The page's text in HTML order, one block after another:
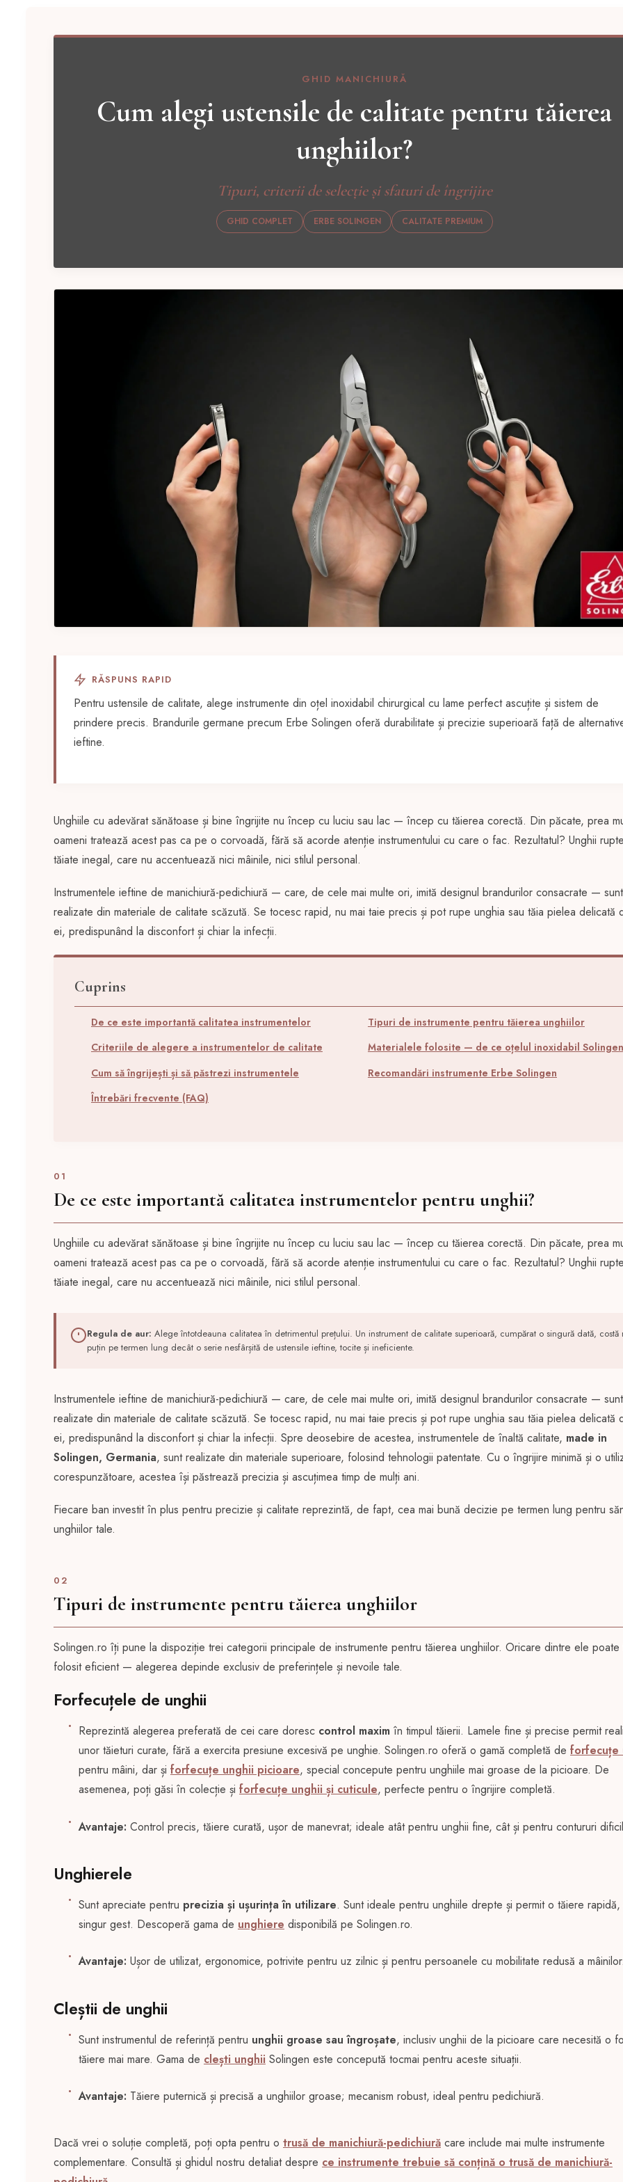
GHID MANICHIURĂ
Cum alegi ustensile de calitate pentru tăierea
unghiilor?
Tipuri, criterii de selecție și sfaturi de îngrijire
GHID COMPLET ERBE SOLINGEN CALITATE PREMIUM
RĂSPUNS RAPID
Pentru ustensile de calitate, alege instrumente din oțel inoxidabil chirurgical cu lame perfect ascuțite și sistem de
prindere precis. Brandurile germane precum Erbe Solingen oferă durabilitate și precizie superioară față de
ieftine.
Unghiile cu adevărat sănătoase și bine îngrijite nu încep cu luciu sau lac — încep cu tăierea corectă. Din păcate, prea
oameni tratează acest pas ca pe o corvoadă, fără să acorde atenție instrumentului cu care o fac. Rezultatul? Unghii
tăiate inegal, care nu accentuează nici mâinile, nici stilul personal.
Instrumentele ieftine de manichiură-pedichiură — care, de cele mai multe ori, imită designul brandurilor consacrate — sunt
realizate din materiale de calitate scăzută. Se tocesc rapid, nu mai taie precis și pot rupe unghia sau tăia pielea delicată
ei, predispunând la disconfort și chiar la infecții.
Cuprins
De ce este importantă calitatea instrumentelor
Tipuri de instrumente pentru tăierea unghiilor
Criteriile de alegere a instrumentelor de calitate
Materialele folosite — de ce oțelul inoxidabil
Cum să îngrijești și să păstrezi instrumentele
Recomandări instrumente Erbe Solingen
Întrebări frecvente (FAQ)
01
De ce este importantă calitatea instrumentelor pentru unghii?
Unghiile cu adevărat sănătoase și bine îngrijite nu încep cu luciu sau lac — încep cu tăierea corectă. Din păcate, prea
oameni tratează acest pas ca pe o corvoadă, fără să acorde atenție instrumentului cu care o fac. Rezultatul? Unghii
tăiate inegal, care nu accentuează nici mâinile, nici stilul personal.
Regula de aur: Alege întotdeauna calitatea în detrimentul prețului. Un instrument de calitate superioară, cumpărat o singură dată, costă
puțin pe termen lung decât o serie nesfârșită de ustensile ieftine, tocite și ineficiente.
Instrumentele ieftine de manichiură-pedichiură — care, de cele mai multe ori, imită designul brandurilor consacrate — sunt
realizate din materiale de calitate scăzută. Se tocesc rapid, nu mai taie precis și pot rupe unghia sau tăia pielea delicată
ei, predispunând la disconfort și chiar la infecții. Spre deosebire de acestea, instrumentele de înaltă calitate, made in
Solingen, Germania, sunt realizate din materiale superioare, folosind tehnologii patentate. Cu o îngrijire minimă și o
corespunzătoare, acestea își păstrează precizia și ascuțimea timp de mulți ani.
Fiecare ban investit în plus pentru precizie și calitate reprezintă, de fapt, cea mai bună decizie pe termen lung pentru
unghiilor tale.
02
Tipuri de instrumente pentru tăierea unghiilor
Solingen.ro îți pune la dispoziție trei categorii principale de instrumente pentru tăierea unghiilor. Oricare dintre ele poate
folosit eficient — alegerea depinde exclusiv de preferințele și nevoile tale.
Forfecuțele de unghii
Reprezintă alegerea preferată de cei care doresc control maxim în timpul tăierii. Lamele fine și precise permit
unor tăieturi curate, fără a exercita presiune excesivă pe unghie. Solingen.ro oferă o gamă completă de forfecuțe
pentru mâini, dar și forfecuțe unghii picioare, special concepute pentru unghiile mai groase de la picioare. De
asemenea, poți găsi în colecție și forfecuțe unghii și cuticule, perfecte pentru o îngrijire completă.
Avantaje: Control precis, tăiere curată, ușor de manevrat; ideale atât pentru unghii fine, cât și pentru contururi
Unghierele
Sunt apreciate pentru precizia și ușurința în utilizare. Sunt ideale pentru unghiile drepte și permit o tăiere rapidă,
singur gest. Descoperă gama de unghiere disponibilă pe Solingen.ro.
Avantaje: Ușor de utilizat, ergonomice, potrivite pentru uz zilnic și pentru persoanele cu mobilitate redusă a mâinilor.
Cleștii de unghii
Sunt instrumentul de referință pentru unghii groase sau îngroșate, inclusiv unghii de la picioare care necesită o
tăiere mai mare. Gama de clești unghii Solingen este concepută tocmai pentru aceste situații.
Avantaje: Tăiere puternică și precisă a unghiilor groase; mecanism robust, ideal pentru pedichiură.
Dacă vrei o soluție completă, poți opta pentru o trusă de manichiură-pedichiură care include mai multe instrumente
complementare. Consultă și ghidul nostru detaliat despre ce instrumente trebuie să conțină o trusă de manichiură-